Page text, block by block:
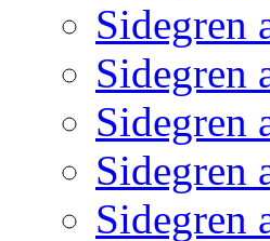
Sidegren
Sidegren
Sidegren
Sidegren
Sidegren